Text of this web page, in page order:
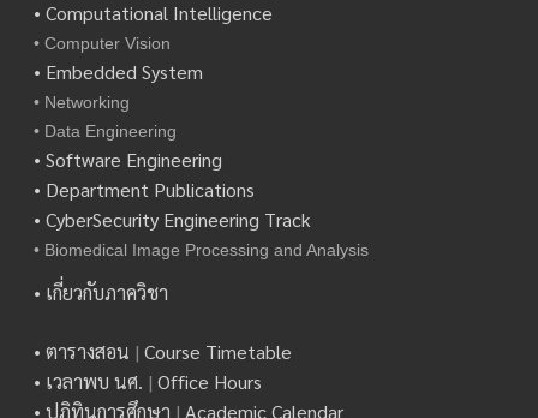
• Computational Intelligence
• Computer Vision
• Embedded System
• Networking
• Data Engineering
• Software Engineering
• Department Publications
• CyberSecurity Engineering Track
• Biomedical Image Processing and Analysis
• เกี่ยวกับภาควิชา
• ตารางสอน | Course Timetable
• เวลาพบ นศ. | Office Hours
• ปฎิทินการศึกษา | Academic Calendar